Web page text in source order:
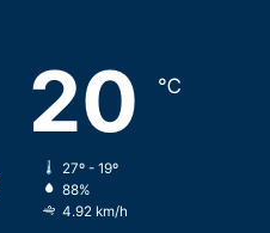
20 ℃
27º - 19º
88%
4.92 km/h